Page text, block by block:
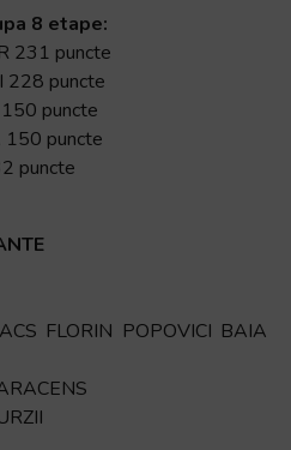
8 etape:
231 puncte
228 puncte
puncte
150 puncte
puncte
FLORIN POPOVICI BAIA